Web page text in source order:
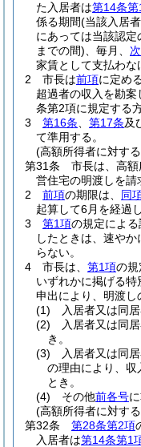
た入居者は第14条第
係る期間(当該入居
にあっては当該認
までの間) 、毎月、
家賃として支払わな
2
市長は前項に定め
超過者の収入を勘
条第2項に規定する
3
第16条 第17条及
て準用する。
(高額所得者に対す
第31条
市長は、高
営住宅の明渡しを請
2
前項の期限は、 同
起算して6月を経過
3
第1項の規定による
したときは、速や
らない。
4
市長は、 第1項の規
いずれかに掲げる
申出により、明渡し
(1)
入居者又は同
(2)
入居者又は同
き。
(3)
入居者又は同
の理由により、収
とき。
(4)
その他前各号
(高額所得者に対す
第32条
第28条第2項
入居者は第14条第1